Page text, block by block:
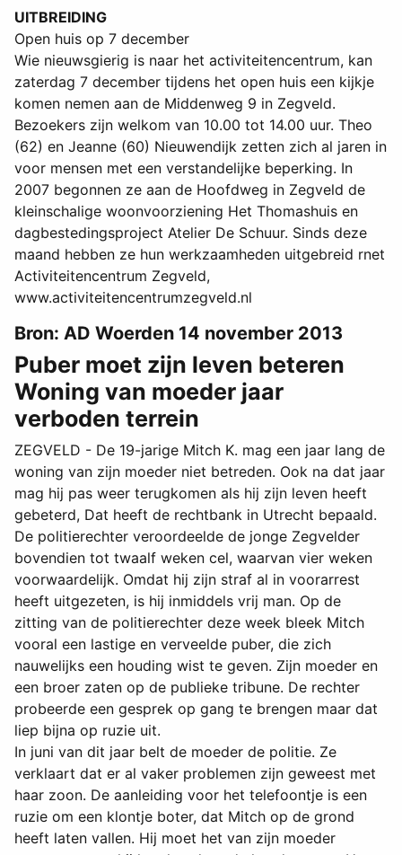
UITBREIDING
Open huis op 7 december
Wie nieuwsgierig is naar het activiteitencentrum, kan
zaterdag 7 december tijdens het open huis een kijkje
komen nemen aan de Middenweg 9 in Zegveld.
Bezoekers zijn welkom van 10.00 tot 14.00 uur. Theo
(62) en Jeanne (60) Nieuwendijk zetten zich al jaren in
voor mensen met een verstandelijke beperking. In
2007 begonnen ze aan de Hoofdweg in Zegveld de
kleinschalige woonvoorziening Het Thomashuis en
dagbestedingsproject Atelier De Schuur. Sinds deze
maand hebben ze hun werkzaamheden uitgebreid rnet
Activiteitencentrum Zegveld,
www.activiteitencentrumzegveld.nl
Bron: AD Woerden 14 november 2013
Puber moet zijn leven beteren
Woning van moeder jaar
verboden terrein
ZEGVELD - De 19-jarige Mitch K. mag een jaar lang de
woning van zijn moeder niet betreden. Ook na dat jaar
mag hij pas weer terugkomen als hij zijn leven heeft
gebeterd, Dat heeft de rechtbank in Utrecht bepaald.
De politierechter veroordeelde de jonge Zegvelder
bovendien tot twaalf weken cel, waarvan vier weken
voorwaardelijk. Omdat hij zijn straf al in voorarrest
heeft uitgezeten, is hij inmiddels vrij man. Op de
zitting van de politierechter deze week bleek Mitch
vooral een lastige en verveelde puber, die zich
nauwelijks een houding wist te geven. Zijn moeder en
een broer zaten op de publieke tribune. De rechter
probeerde een gesprek op gang te brengen maar dat
liep bijna op ruzie uit.
In juni van dit jaar belt de moeder de politie. Ze
verklaart dat er al vaker problemen zijn geweest met
haar zoon. De aanleiding voor het telefoontje is een
ruzie om een klontje boter, dat Mitch op de grond
heeft laten vallen. Hij moet het van zijn moeder